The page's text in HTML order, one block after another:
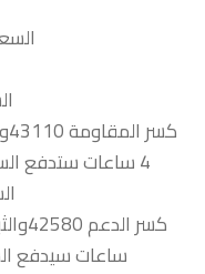
4 ساعات ستدفع السعر نحو المقاومة التالية 43240
ساعات سيدفع